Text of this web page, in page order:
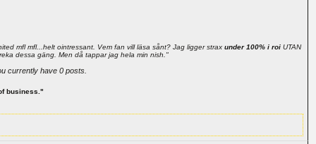
mfl mfl...helt ointressant. Vem fan vill läsa sånt? Jag ligger strax under 100% i roiUTAN
dessa gäng. Men då tappar jag hela min nish."
currently have 0 posts.
business."